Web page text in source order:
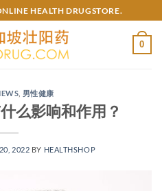
HEALTH DRUGSTORE.
0
男性健康
么影响和作用？
2022 BY HEALTHSHOP